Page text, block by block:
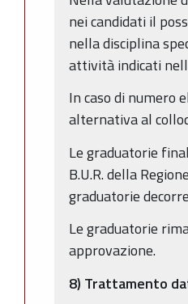
nei candidati il
nella disciplina
attività indicati
In caso di numero
alternativa al
Le graduatorie
B.U.R. della
graduatorie
Le graduatorie
approvazione.
8) Trattamento